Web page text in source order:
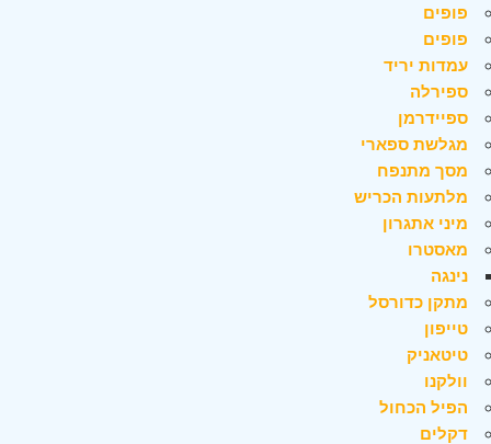
פופים
פופים
עמדות יריד
ספירלה
ספיידרמן
מגלשת ספארי
מסך מתנפח
מלתעות הכריש
מיני אתגרון
מאסטרו
נינגה
מתקן כדורסל
טייפון
טיטאניק
וולקנו
הפיל הכחול
דקלים